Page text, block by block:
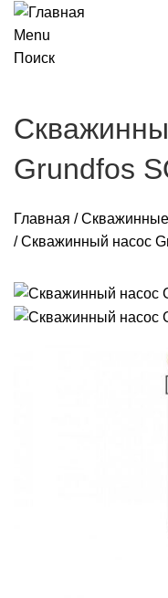
Menu
Поиск
Grundfos
Главная /
/Скважинный насос